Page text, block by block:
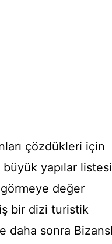
çözdükleri için
yapılar listesi
değer
bir dizi turistik
daha sonra